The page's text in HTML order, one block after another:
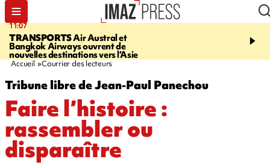
11:07
TRANSPORTSAir Austral et
Bangkok Airways ouvrent de
nouvelles destinations vers l’Asie
11:48
l'eau est dégradée à la
Accueil Courrier des lecteurs
Tribune libre de Jean-Paul Panechou
Faire l’histoire :
rassembler ou
disparaître